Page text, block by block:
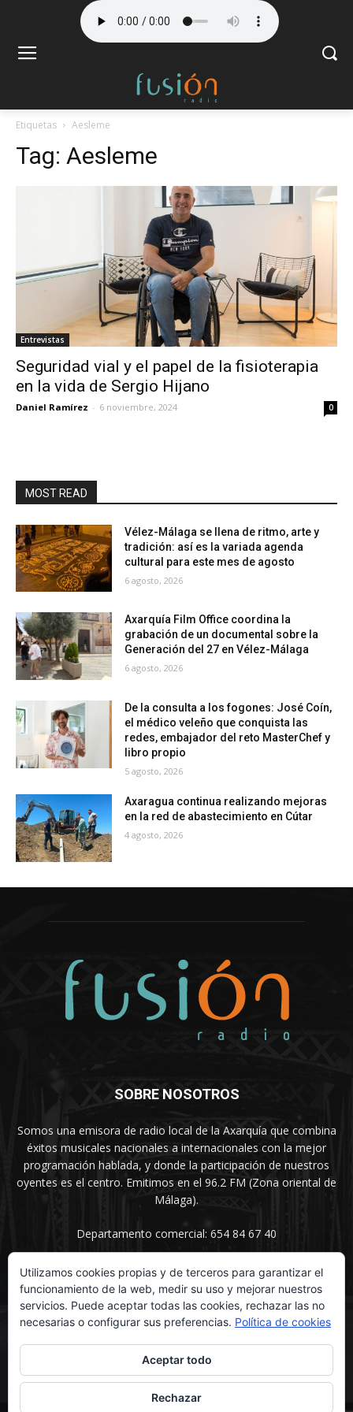
Etiquetas Aesleme
Tag: Aesleme
Entrevistas
Seguridad vial y el papel de la fisioterapia
en la vida de Sergio Hijano
Daniel Ramírez - 6 noviembre, 2024 0
MOST READ
Vélez-Málaga se llena de ritmo, arte y
tradición: así es la variada agenda
cultural para este mes de agosto
6 agosto, 2026
Axarquía Film Office coordina la
grabación de un documental sobre la
Generación del 27 en Vélez-Málaga
6 agosto, 2026
De la consulta a los fogones: José Coín,
el médico veleño que conquista las
redes, embajador del reto MasterChef y
libro propio
5 agosto, 2026
Axaragua continua realizando mejoras
en la red de abastecimiento en Cútar
4 agosto, 2026
SOBRE NOSOTROS
Somos una emisora de radio local de la Axarquía que combina
éxitos musicales nacionales a internacionales con la mejor
programación hablada, y donde la participación de nuestros
oyentes es el centro. Emitimos en el 96.2 FM (Zona oriental de
Málaga).
Departamento comercial: 654 84 67 40
SÍGUENOS
Utilizamos cookies propias y de terceros para garantizar el
funcionamiento de la web, medir su uso y mejorar nuestros
servicios. Puede aceptar todas las cookies, rechazar las no
necesarias o configurar sus preferencias. Política de cookies
Aceptar todo
Rechazar